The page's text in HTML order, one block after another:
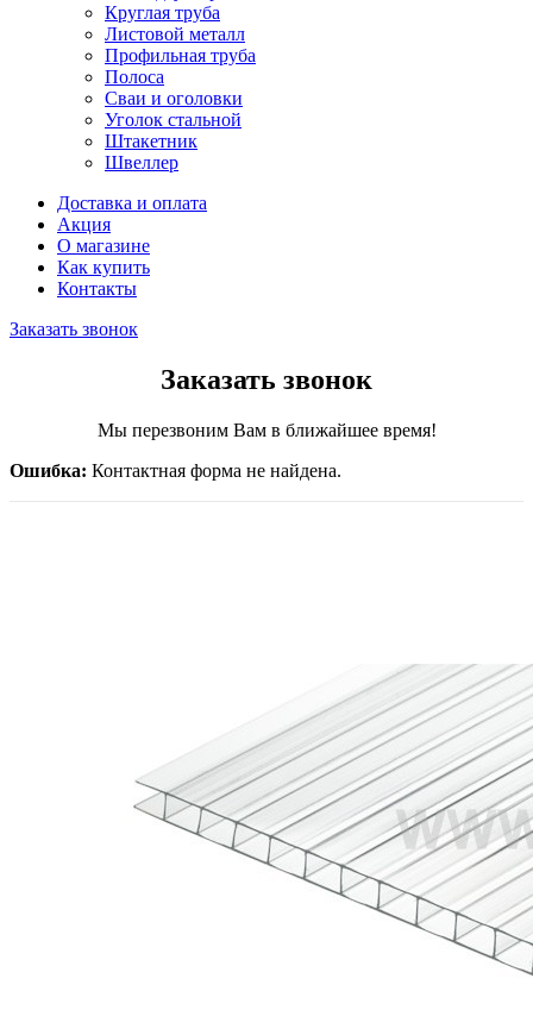
Круглая труба
Листовой металл
Профильная труба
Полоса
Сваи и оголовки
Уголок стальной
Штакетник
Швеллер
Доставка и оплата
Акция
О магазине
Как купить
Контакты
Заказать звонок
Заказать звонок
Мы перезвоним Вам в ближайшее время!
Ошибка: Контактная форма не найдена.